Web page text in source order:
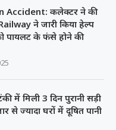
Accident: कलेक्टर ने की
ने जारी किया हेल्प
पायलट के फंसे होने की
में मिली 3 दिन पुरानी सड़ी
से ज्यादा घरों में दूषित पानी